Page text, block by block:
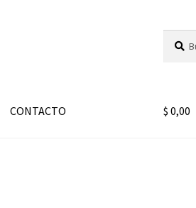
por:
CONTACTO $ 0,00